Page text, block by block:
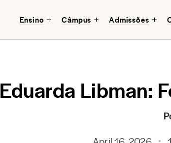
Ensino Câmpus Admissões
Eduarda Libman: